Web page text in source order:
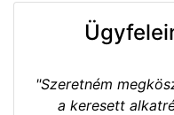
"Szeretném
a keresett